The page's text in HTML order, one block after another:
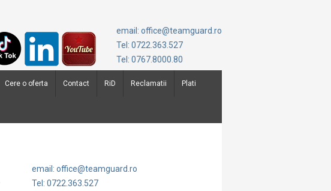
email: office@teamguard.ro
Tel: 0722.363.527
Tel: 0767.8000.80
Cere o oferta Contact RiD Reclamatii Plati
email: office@teamguard.ro
Tel: 0722.363.527